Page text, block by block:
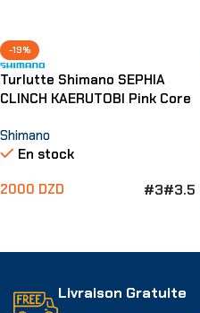
-19%
Turlutte Shimano SEPHIA
CLINCH KAERUTOBI Pink Core
Shimano
En stock
2000 DZD #3#3.5
Livraison Gratuite